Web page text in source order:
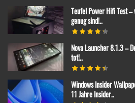
Teufel Power Hifi Test
genug sind!..
Nova Launcher 8.1.3 –
tot!..
Windows Insider
11 Jahre Insider..